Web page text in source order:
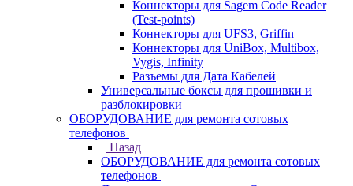
Коннекторы для Sagem Code Reader
(Test-points)
Коннекторы для UFS3, Griffin
Коннекторы для UniBox, Multibox,
Vygis, Infinity
Разъемы для Дата Кабелей
Универсальные боксы для прошивки и
разблокировки
ОБОРУДОВАНИЕ для ремонта сотовых
телефонов
Назад
ОБОРУДОВАНИЕ для ремонта сотовых
телефонов